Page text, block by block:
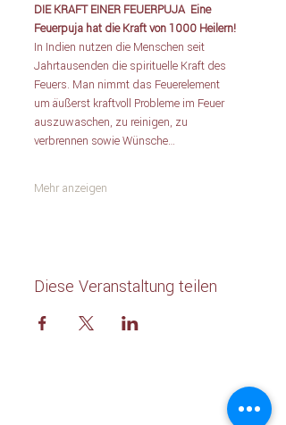
DIE KRAFT EINER FEUERPUJA Eine
Feuerpuja hat die Kraft von 1000 Heilern!
In Indien nutzen die Menschen seit
Jahrtausenden die spirituelle Kraft des
Feuers. Man nimmt das Feuerelement
um äußerst kraftvoll Probleme im Feuer
auszuwaschen, zu reinigen, zu
verbrennen sowie Wünsche…
Mehr anzeigen
Diese Veranstaltung teilen